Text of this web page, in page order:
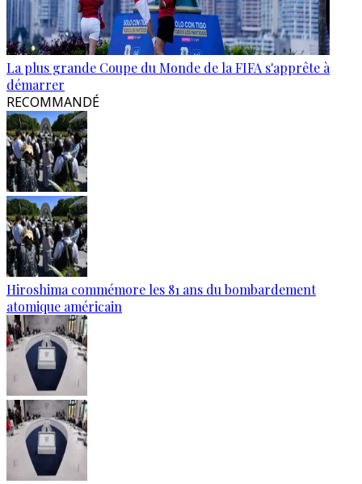
La plus grande Coupe du Monde de la FIFA s'apprête à
démarrer
RECOMMANDÉ
Hiroshima commémore les 81 ans du bombardement
atomique américain